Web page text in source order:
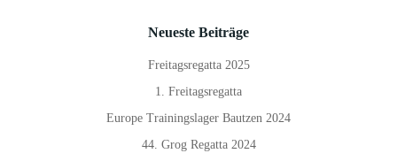
Neueste Beiträge
Freitagsregatta 2025
1. Freitagsregatta
Europe Trainingslager Bautzen 2024
44. Grog Regatta 2024